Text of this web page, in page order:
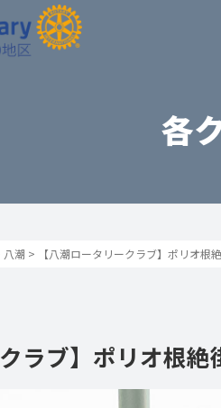
各
八潮 > 【八潮ロータリークラブ】ポリオ根
ラブ】ポリオ根